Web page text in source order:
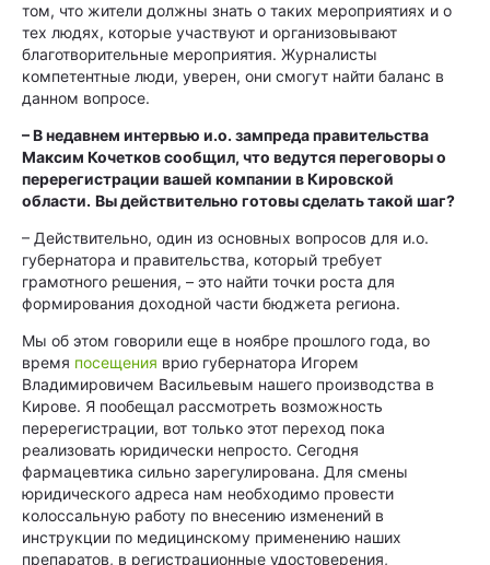
том, что жители должны знать о таких мероприятиях и о
тех людях, которые участвуют и организовывают
благотворительные мероприятия. Журналисты
компетентные люди, уверен, они смогут найти баланс в
данном вопросе.
– В недавнем интервью и.о. зампреда правительства
Максим Кочетков сообщил, что ведутся переговоры о
перерегистрации вашей компании в Кировской
области. Вы действительно готовы сделать такой шаг?
– Действительно, один из основных вопросов для и.о.
губернатора и правительства, который требует
грамотного решения, – это найти точки роста для
формирования доходной части бюджета региона.
Мы об этом говорили еще в ноябре прошлого года, во
время посещения врио губернатора Игорем
Владимировичем Васильевым нашего производства в
Кирове. Я пообещал рассмотреть возможность
перерегистрации, вот только этот переход пока
реализовать юридически непросто. Сегодня
фармацевтика сильно зарегулирована. Для смены
юридичес­кого адреса нам необходимо провести
колоссальную работу по внесению изменений в
инструкции по медицинскому применению наших
препаратов, в регистрационные удостоверения,